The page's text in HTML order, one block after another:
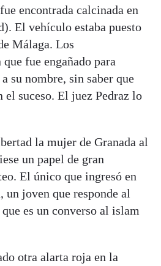
encontrada calcinada en
El vehículo estaba puesto
Málaga. Los
fue engañado para
su nombre, sin saber que
suceso. El juez Pedraz lo
la mujer de Granada al
un papel de gran
El único que ingresó en
un joven que responde al
es un converso al islam
otra alarta roja en la